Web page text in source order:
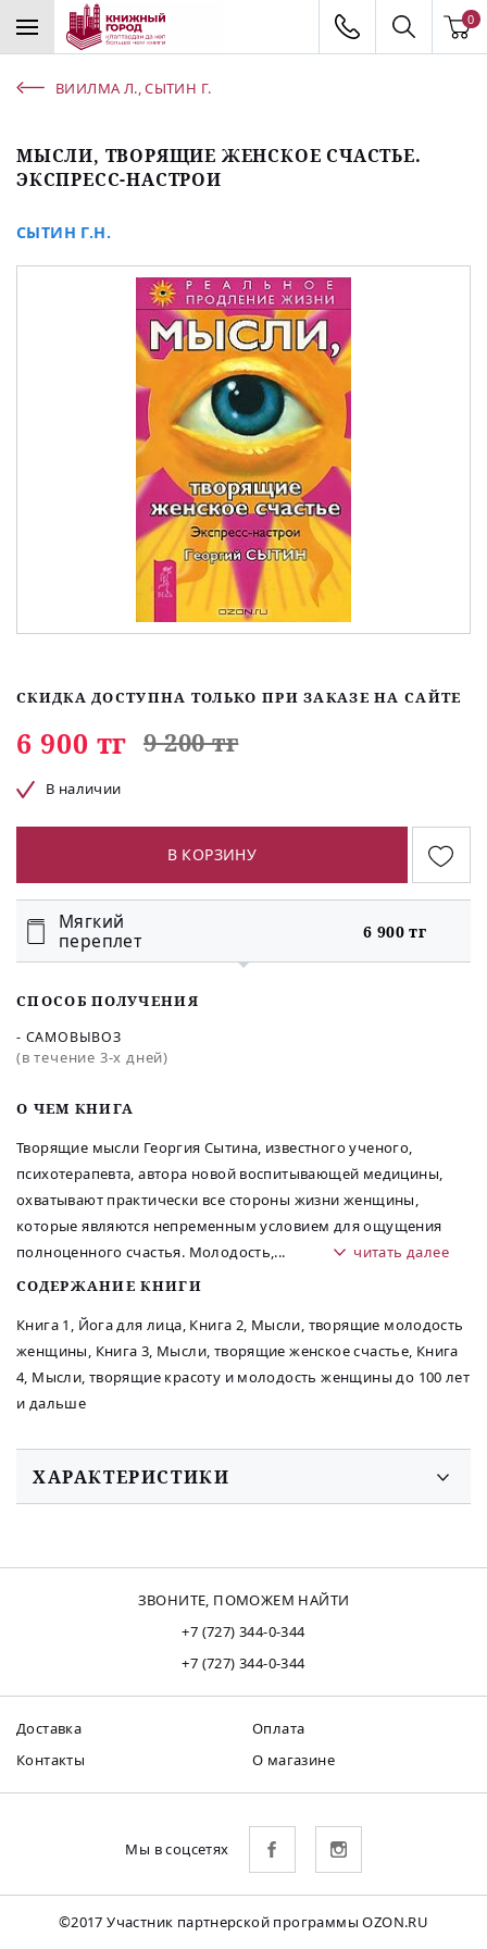
0
ВИИЛМА Л., СЫТИН Г.
МЫСЛИ, ТВОРЯЩИЕ ЖЕНСКОЕ СЧАСТЬЕ.
ЭКСПРЕСС-НАСТРОИ
СЫТИН Г.Н.
O ЧЕМ КНИГА
Творящие мысли Георгия Сытина, известного ученого,
психотерапевта, автора новой воспитывающей медицины,
охватывают практически все стороны жизни женщины,
которые являются непременным условием для ощущения
полноценного счастья. Молодость,...
читать далее
СОДЕРЖАНИЕ КНИГИ
Книга 1, Йога для лица, Книга 2, Мысли, творящие молодость
женщины, Книга 3, Мысли, творящие женское счастье, Книга
4, Мысли, творящие красоту и молодость женщины до 100 лет
и дальше
СКИДКА ДОСТУПНА ТОЛЬКО ПРИ ЗАКАЗЕ НА САЙТЕ
6 900 тг 9 200 тг
В наличии
В КОРЗИНУ
Мягкий
переплет
6 900 тг
СПОСОБ ПОЛУЧЕНИЯ
- САМОВЫВОЗ
(в течение 3-х дней)
ХАРАКТЕРИСТИКИ
ЗВОНИТЕ, ПОМОЖЕМ НАЙТИ
+7 (727) 344-0-344
+7 (727) 344-0-344
Доставка
Оплата
Контакты
О магазине
Мы в соцсетях
©2017 Участник партнерской программы OZON.RU